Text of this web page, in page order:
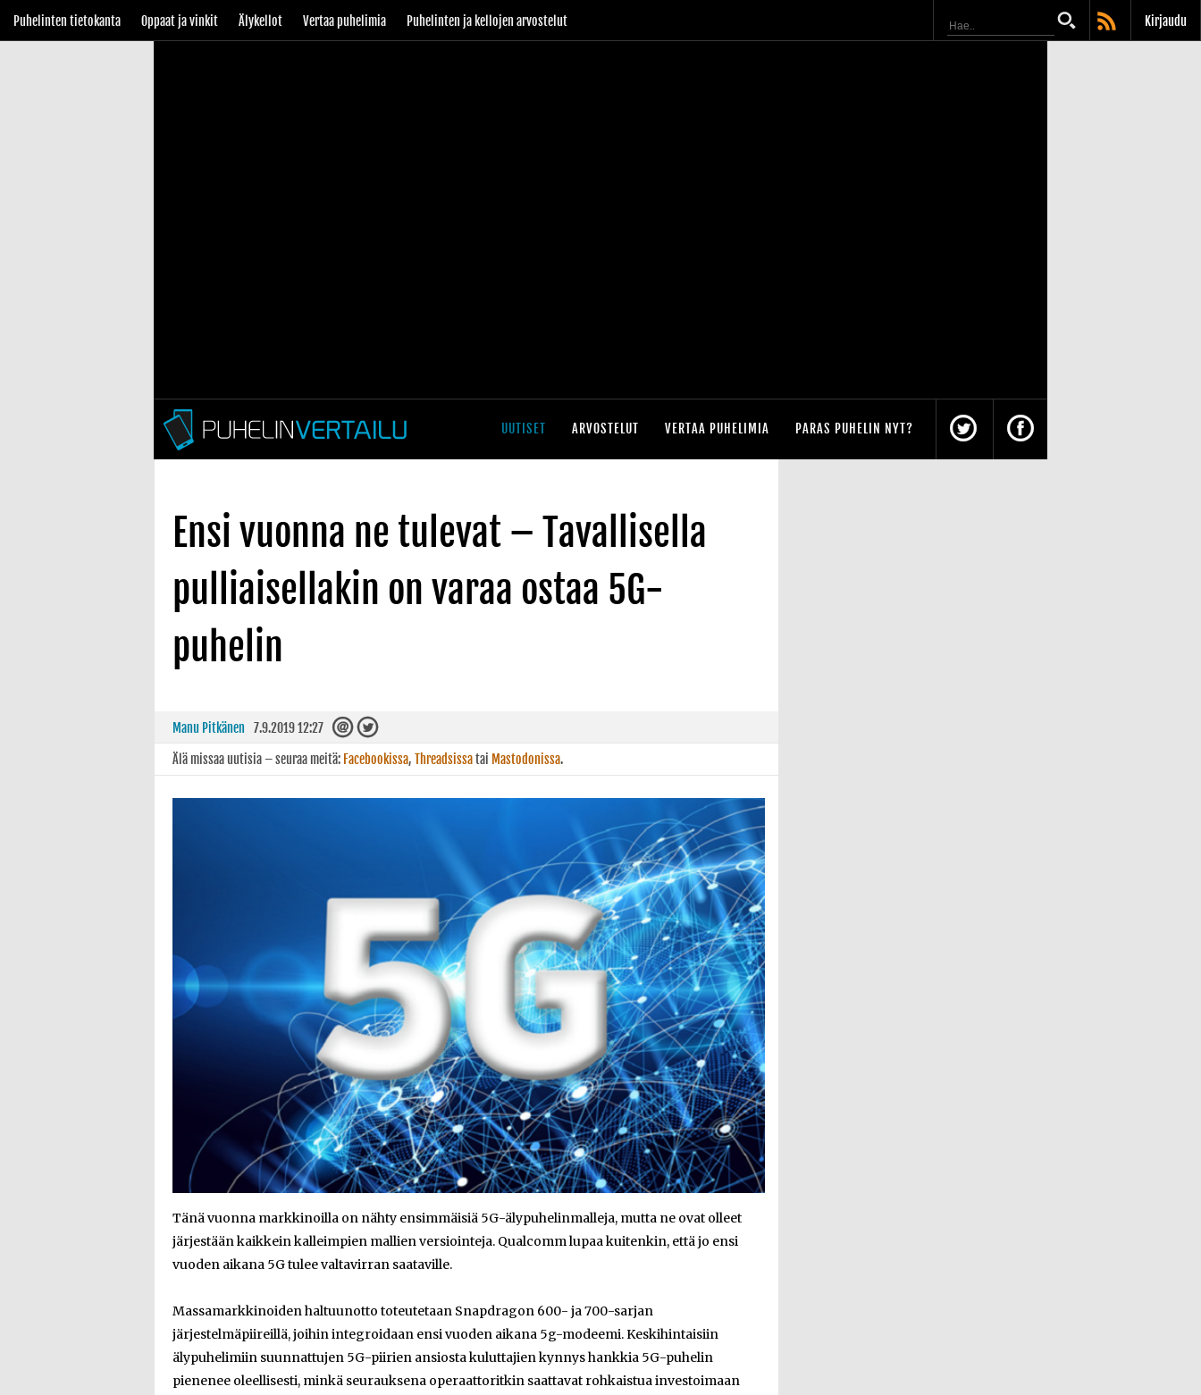
Puhelinten tietokanta Oppaat ja vinkit Älykellot Vertaa puhelimia Puhelinten ja kellojen arvostelut Kirjaudu
UUTISET ARVOSTELUT VERTAA PUHELIMIA PARAS PUHELIN NYT?
Ensi vuonna ne tulevat – Tavallisella
pulliaisellakin on varaa ostaa 5G-
puhelin
Manu Pitkänen 7.9.2019 12:27
Älä missaa uutisia – seuraa meitä: Facebookissa, Threadsissatai Mastodonissa.
Tänä vuonna markkinoilla on nähty ensimmäisiä 5G-älypuhelinmalleja, mutta ne ovat olleet
järjestään kaikkein kalleimpien mallien versiointeja. Qualcomm lupaa kuitenkin, että jo ensi
vuoden aikana 5G tulee valtavirran saataville.
Massamarkkinoiden haltuunotto toteutetaan Snapdragon 600- ja 700-sarjan
järjestelmäpiireillä, joihin integroidaan ensi vuoden aikana 5g-modeemi. Keskihintaisiin
älypuhelimiin suunnattujen 5G-piirien ansiosta kuluttajien kynnys hankkia 5G-puhelin
pienenee oleellisesti, minkä seurauksena operaattoritkin saattavat rohkaistua investoimaan